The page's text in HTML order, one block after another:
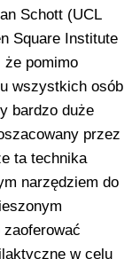
Schott (UCL
Square Institute
że pomimo
wszystkich osób
bardzo duże
przez
ta technika
narzędziem do
w celu